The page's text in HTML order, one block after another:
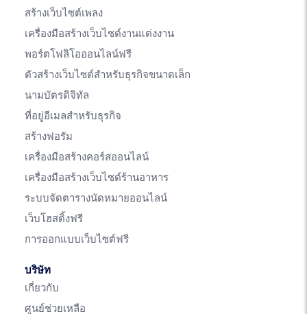
สร้างเว็บไซต์เพลง
เครื่องมือสร้างเว็บไซต์งานแต่งงาน
พอร์ตโฟลิโอออนไลน์ฟรี
ตัวสร้างเว็บไซต์สำหรับธุรกิจขนาดเล็ก
นามบัตรดิจิทัล
ที่อยู่อีเมลสำหรับธุรกิจ
สร้างฟอรัม
เครื่องมือสร้างคอร์สออนไลน์
เครื่องมือสร้างเว็บไซต์ร้านอาหาร
ระบบจัดตารางนัดหมายออนไลน์
เว็บโฮสติ้งฟรี
การออกแบบเว็บไซต์ฟรี
บริษัท
เกี่ยวกับ
ศูนย์ช่วยเหลือ